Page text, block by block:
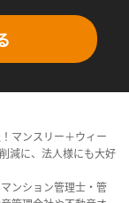
マンスリー＋ウィー
減に、法人様にも大好
ンション管理士・管